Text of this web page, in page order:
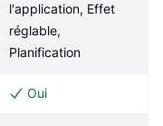
l'application, Effet
réglable,
Planification
Oui